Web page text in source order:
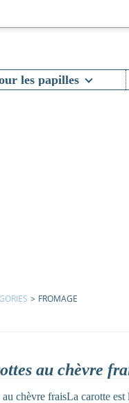
les papilles
> FROMAGE
au chèvre
La carotte est